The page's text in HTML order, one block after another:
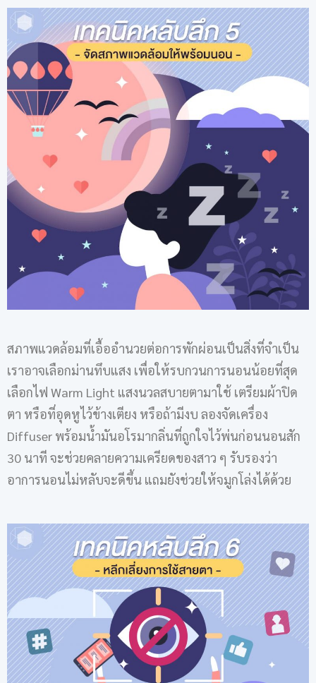
สภาพแวดล้อมที่เอื้ออำนวยต่อการพักผ่อนเป็นสิ่งที่จำเป็น
เราอาจเลือกม่านทึบแสง เพื่อให้รบกวนการนอนน้อยที่สุด
เลือกไฟ Warm Light แสงนวลสบายตามาใช้ เตรียมผ้าปิด
ตา หรือที่อุดหูไว้ข้างเตียง หรือถ้ามีงบ ลองจัดเครื่อง
Diffuser พร้อมน้ำมันอโรมากลิ่นที่ถูกใจไว้พ่นก่อนนอนสัก
30 นาที จะช่วยคลายความเครียดของสาว ๆ รับรองว่า
อาการนอนไม่หลับจะดีขึ้น แถมยังช่วยให้จมูกโล่งได้ด้วย